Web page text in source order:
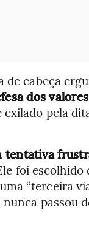
cabeça
dos
pela
tentativa
foi escolhido
“terceira
passou